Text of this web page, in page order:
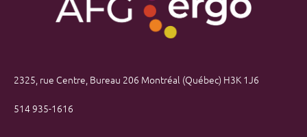
2325, rue Centre, Bureau 206 Montréal (Québec) H3K 1J6
514 935-1616